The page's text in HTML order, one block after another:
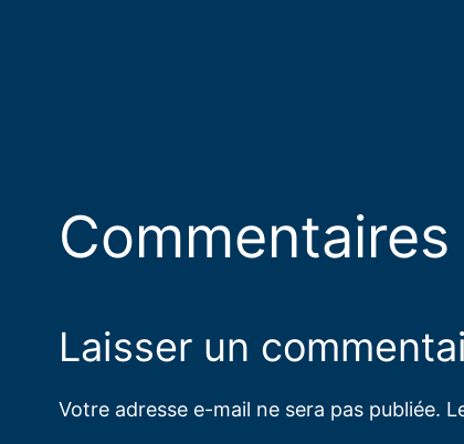
Commentaires
Laisser un
Votre adresse e-mail ne sera pas publiée.